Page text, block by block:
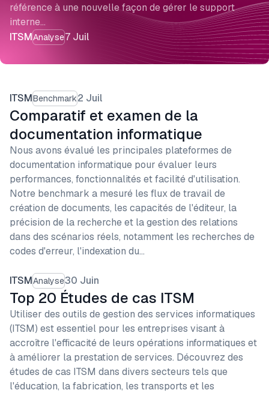
ITSMAnalyse7 Juil
référence à une nouvelle façon de gérer le support
interne…
ITSMBenchmark2 Juil
Comparatif et examen de la
documentation informatique
Nous avons évalué les principales plateformes de
documentation informatique pour évaluer leurs
performances, fonctionnalités et facilité d'utilisation.
Notre benchmark a mesuré les flux de travail de
création de documents, les capacités de l'éditeur, la
précision de la recherche et la gestion des relations
dans des scénarios réels, notamment les recherches de
codes d'erreur, l'indexation du…
ITSMAnalyse30 Juin
Top 20 Études de cas ITSM
Utiliser des outils de gestion des services informatiques
(ITSM) est essentiel pour les entreprises visant à
accroître l'efficacité de leurs opérations informatiques et
à améliorer la prestation de services. Découvrez des
études de cas ITSM dans divers secteurs tels que
l'éducation, la fabrication, les transports et les